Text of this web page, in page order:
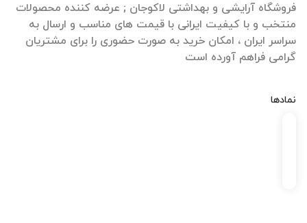
فروشگاه آرایشی و بهداشتی لاکوجان ; عرضه کننده محصولات
منتخب و با کیفیت ایرانی با قیمت های مناسب و ارسال به
سراسر ایران ، امکان خرید به صورت حضوری را برای مشتریان
گرامی فراهم آورده است
نمادها